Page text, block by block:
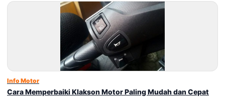
Info Motor
Cara Memperbaiki Klakson Motor Paling Mudah dan Cepat